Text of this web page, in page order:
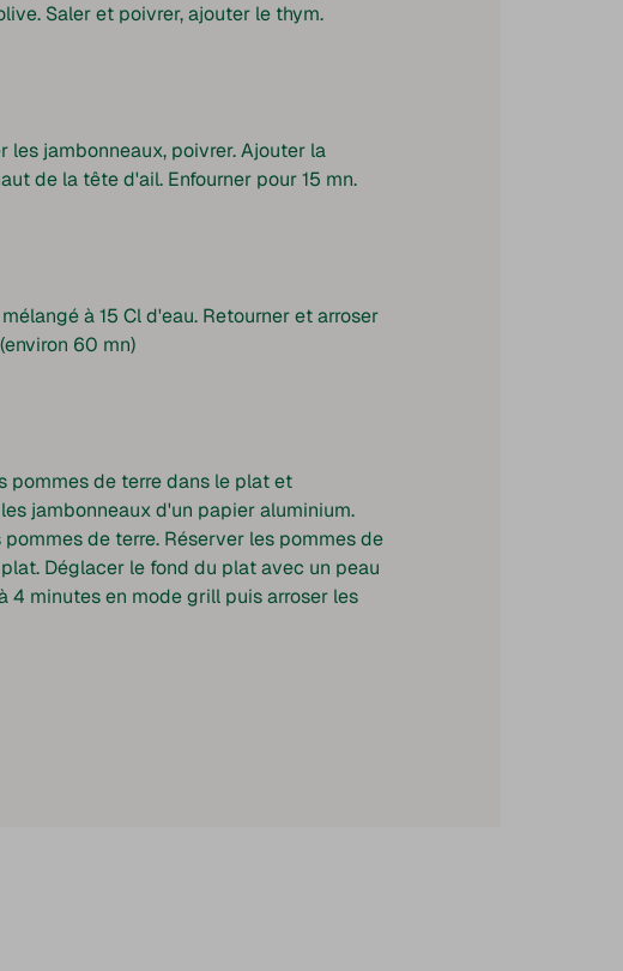
Saler et poivrer, ajouter le thym.
les jambonneaux, poivrer. Ajouter la
de la tête d'ail. Enfourner pour 15 mn.
à 15 Cl d'eau. Retourner et arroser
60 mn)
pommes de terre dans le plat et
jambonneaux d'un papier aluminium.
de terre. Réserver les pommes de
Déglacer le fond du plat avec un peau
4 minutes en mode grill puis arroser les